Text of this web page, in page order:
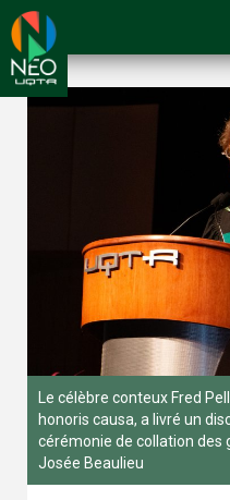
Le célèbre conteux Fred
honoris causa, a livré un
cérémonie de collation des
Josée Beaulieu